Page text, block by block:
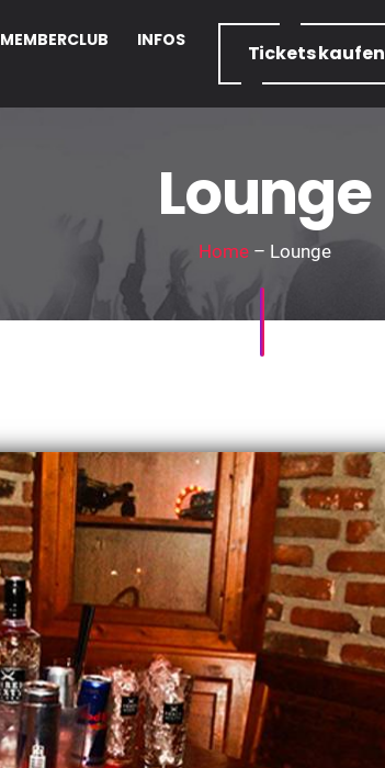
MEMBERCLUB
INFOS
Ticketskaufen
Lounge
Home– Lounge